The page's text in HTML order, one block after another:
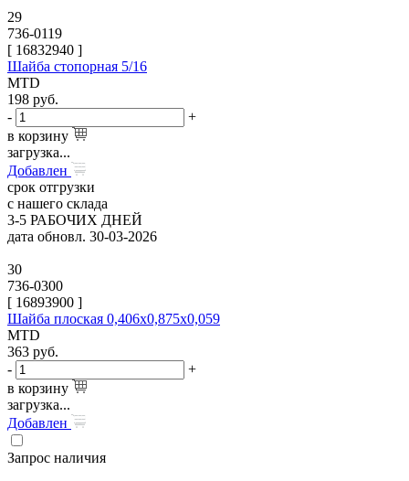
29
736-0119
[ 16832940 ]
Шайба стопорная 5/16
MTD
198 руб.
-
+
в корзину
загрузка...
Добавлен
срок отгрузки
с нашего склада
3-5 РАБОЧИХ ДНЕЙ
дата обновл. 30-03-2026
30
736-0300
[ 16893900 ]
Шайба плоская 0,406х0,875х0,059
MTD
363 руб.
-
+
в корзину
загрузка...
Добавлен
Запрос наличия